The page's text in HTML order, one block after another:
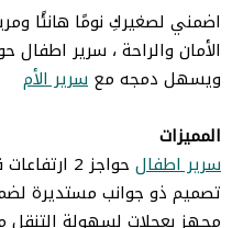
اضمني لصغيركِ نومًا هانئًا
الأمان والراحة ، سرير
ويسهل دمجه مع سرير الأم
المميزات
سرير اطفال حواجز 2 ارتفاعات قابلة للتعديل ليناسب نمو طفلك
تصميم ذو جوانب مستديرة
مجهز بعجلات لسهولة التنقل